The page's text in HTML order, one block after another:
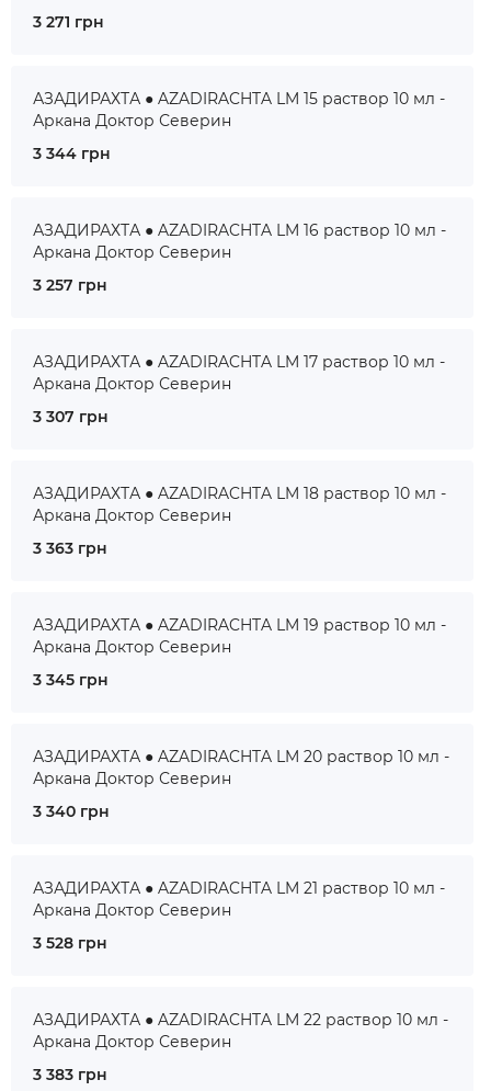
3 271 грн
АЗАДИРАХТА ● AZADIRACHTA LM 15 раствор 10 мл -
Аркана Доктор Северин
3 344 грн
АЗАДИРАХТА ● AZADIRACHTA LM 16 раствор 10 мл -
Аркана Доктор Северин
3 257 грн
АЗАДИРАХТА ● AZADIRACHTA LM 17 раствор 10 мл -
Аркана Доктор Северин
3 307 грн
АЗАДИРАХТА ● AZADIRACHTA LM 18 раствор 10 мл -
Аркана Доктор Северин
3 363 грн
АЗАДИРАХТА ● AZADIRACHTA LM 19 раствор 10 мл -
Аркана Доктор Северин
3 345 грн
АЗАДИРАХТА ● AZADIRACHTA LM 20 раствор 10 мл -
Аркана Доктор Северин
3 340 грн
АЗАДИРАХТА ● AZADIRACHTA LM 21 раствор 10 мл -
Аркана Доктор Северин
3 528 грн
АЗАДИРАХТА ● AZADIRACHTA LM 22 раствор 10 мл -
Аркана Доктор Северин
3 383 грн